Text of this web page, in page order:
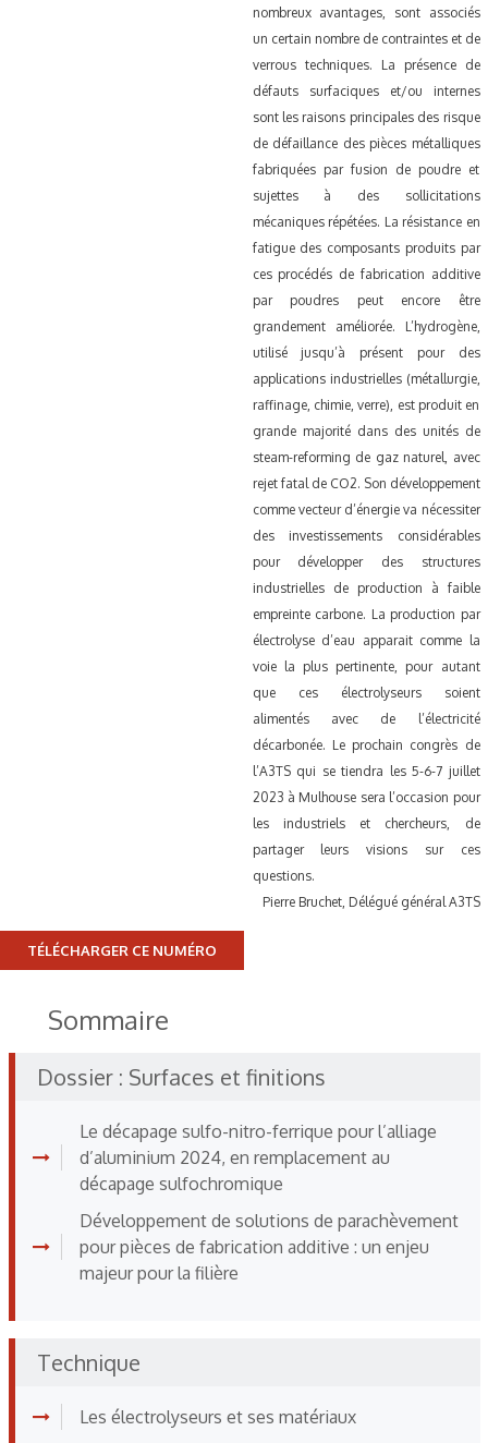
nombreux avantages, sont associés
un certain nombre de contraintes et de
verrous techniques. La présence de
défauts surfaciques et/ou internes
sont les raisons principales des risque
de défaillance des pièces métalliques
fabriquées par fusion de poudre et
sujettes à des sollicitations
mécaniques répétées. La résistance en
fatigue des composants produits par
ces procédés de fabrication additive
par poudres peut encore être
grandement améliorée. L’hydrogène,
utilisé jusqu’à présent pour des
applications industrielles (métallurgie,
raffinage, chimie, verre), est produit en
grande majorité dans des unités de
steam-reforming de gaz naturel, avec
rejet fatal de CO2. Son développement
comme vecteur d’énergie va nécessiter
des investissements considérables
pour développer des structures
industrielles de production à faible
empreinte carbone. La production par
électrolyse d’eau apparait comme la
voie la plus pertinente, pour autant
que ces électrolyseurs soient
alimentés avec de l’électricité
décarbonée. Le prochain congrès de
l’A3TS qui se tiendra les 5-6-7 juillet
2023 à Mulhouse sera l’occasion pour
les industriels et chercheurs, de
partager leurs visions sur ces
questions.
Pierre Bruchet, Délégué général A3TS
TÉLÉCHARGER CE NUMÉRO
Sommaire
Dossier : Surfaces et finitions
Le décapage sulfo-nitro-ferrique pour l’alliage
d’aluminium 2024, en remplacement au
décapage sulfochromique
Développement de solutions de parachèvement
pour pièces de fabrication additive : un enjeu
majeur pour la filière
Technique
Les électrolyseurs et ses matériaux